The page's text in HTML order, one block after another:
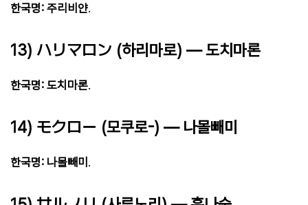
한국명: 주리비얀.
13) ハリマロン (하리마로) — 도치마론
한국명: 도치마론.
14) モクロー (모쿠로-) — 나몰빼미
한국명: 나몰빼미 .